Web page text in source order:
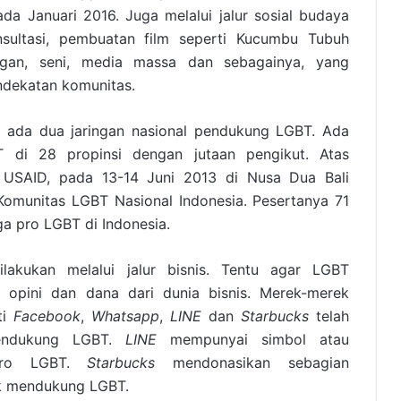
Januari 2016. Juga melalui jalur sosial budaya
pembuatan film seperti Kucumbu Tubuh
seni, media massa dan sebagainya, yang
komunitas.
dua jaringan nasional pendukung LGBT. Ada
di 28 propinsi dengan jutaan pengikut. Atas
pada 13-14 Juni 2013 di Nusa Dua Bali
LGBT Nasional Indonesia. Pesertanya 71
pro LGBT di Indonesia.
melalui jalur bisnis. Tentu agar LGBT
opini dan dana dari dunia bisnis. Merek-merek
Facebook, Whatsapp, LINE dan Starbucks telah
LGBT. LINE mempunyai simbol atau
LGBT.Starbucks mendonasikan sebagian
LGBT.